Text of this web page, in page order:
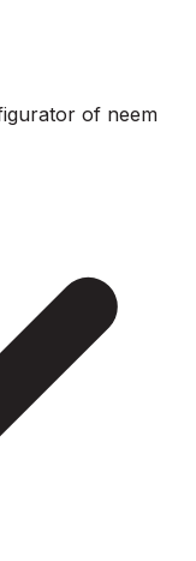
of neem